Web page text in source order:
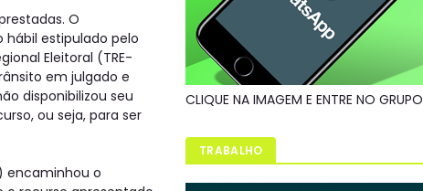
O
estipulado pelo
Eleitoral (TRE-
em julgado e
disponibilizou seu
ou seja, para ser
encaminhou o
CLIQUE NA IMAGEM E ENTRE NO GRUPO
TRABALHO